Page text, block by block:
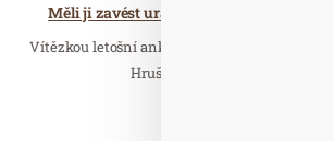
Měli ji zavést uranovou hlušinou. Teď je
Vítězkou letošní ankety Strom roku se ziskem
Hrušeň hnilička z obce Drásov